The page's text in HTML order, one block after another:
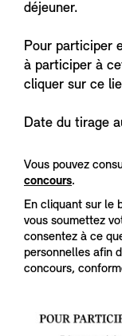
déjeuner.
Pour participer
à participer à
cliquer sur ce
Date du tirage
Vous pouvez
concours.
En cliquant sur le
vous soumettez
consentez à ce
personnelles afin
concours,